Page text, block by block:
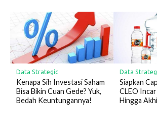
Data Strategic
Kenapa Sih Investasi Saham
Bisa Bikin Cuan Gede? Yuk,
Bedah Keuntungannya!
Data
Siapkan
CLEO
Hingga